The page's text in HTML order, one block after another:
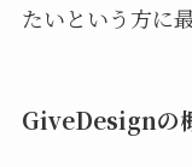
たいという方に
GiveDesignの